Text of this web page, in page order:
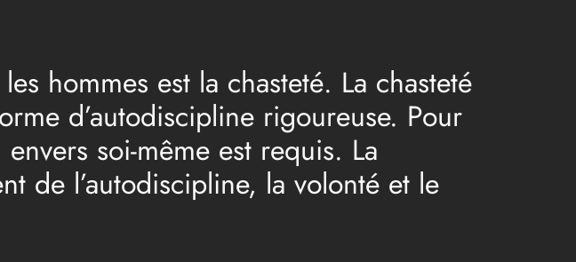
hommes est la chasteté. La chasteté
d’autodiscipline rigoureuse. Pour
soi-même est requis. La
de l’autodiscipline, la volonté et le